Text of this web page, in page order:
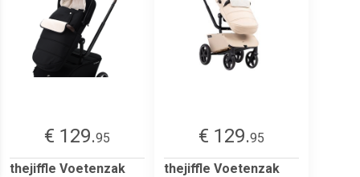
€ 129.95
thejiffle Voetenzak
€ 129.95
thejiffle Voetenzak